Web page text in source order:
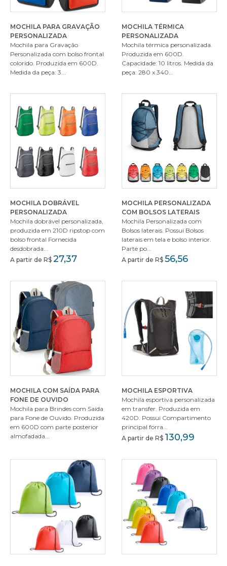
MOCHILA PARA GRAVAÇÃO
PERSONALIZADA
Mochila para Gravação
Personalizada com bolso frontal
colorido. Produzida em 600D.
Medida da peça: 3...
MOCHILA TÉRMICA
PERSONALIZADA
Mochila térmica personalizada.
Produzida em 600D.
Capacidade: 10 litros. Medida da
peça: 280 x 340...
MOCHILA DOBRÁVEL
PERSONALIZADA
Mochila dobrável personalizada,
produzida em 210D ripstop com
bolso frontal Fornecida
desdobrada...
A partir de R$ 27,37
MOCHILA PERSONALIZADA
COM BOLSOS LATERAIS
Mochila Personalizada com
Bolsos laterais. Possui Bolsos
laterais em tela e bolso interior.
Parte po...
A partir de R$ 56,56
MOCHILA COM SAÍDA PARA
FONE DE OUVIDO
Mochila para Brindes com Saída
para Fone de Ouvido. Produzida
em 600D com parte posterior
almofadada...
MOCHILA ESPORTIVA
Mochila esportiva personalizada
em transfer. Produzida em
420D. Possui Compartimento
principal forra...
A partir de R$ 130,99